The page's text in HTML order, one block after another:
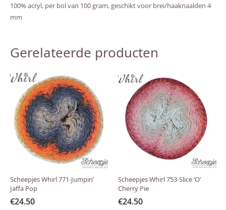
100% acryl, per bol van 100 gram, geschikt voor brei/haaknaalden 4
mm
Gerelateerde producten
Scheepjes Whirl 771-Jumpin’
Jaffa Pop
€24.50
Scheepjes Whirl 753-Slice ‘O’
Cherry Pie
€24.50